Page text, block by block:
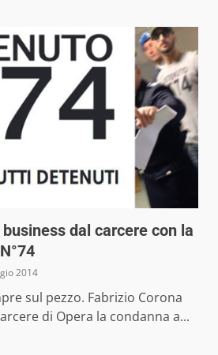
dal carcere con la
2014
sul pezzo. Fabrizio Corona
di Opera la condanna a...